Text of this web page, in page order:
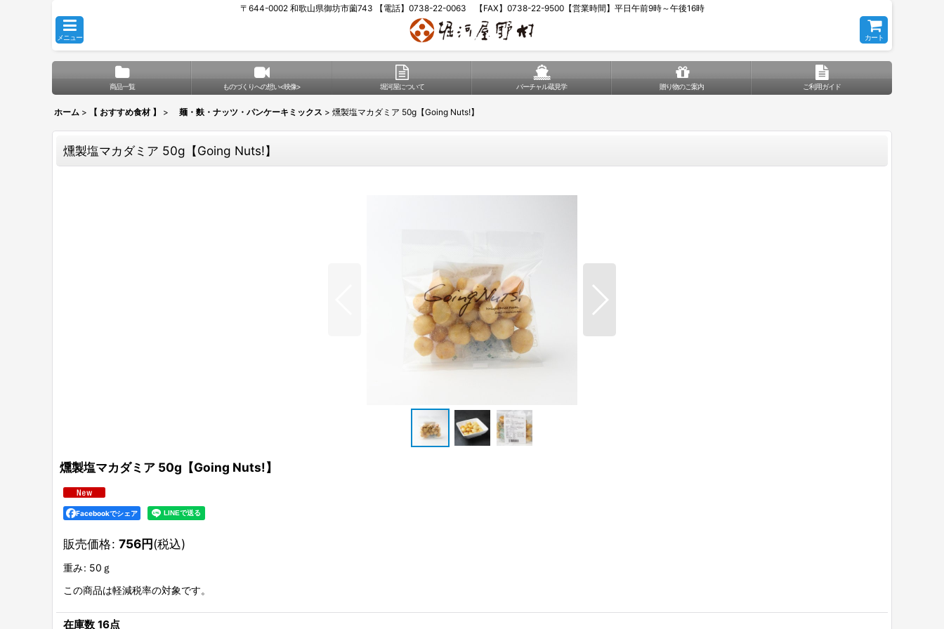
〒644-0002 和歌山県御坊市薗743 【電話】0738-22-0063 【FAX】0738-22-9500【営業時間】平日午前9時～午後16時
メニュー カート
商品一覧 ものづくりへの想い<映像> 堀河屋について バーチャル蔵見学 贈り物のご案内 ご利用ガイド
ホーム > 【 おすすめ食材 】 > 麺・麩・ナッツ・パンケーキミックス > 燻製塩マカダミア 50g【Going Nuts!】
燻製塩マカダミア 50g【Going Nuts!】
燻製塩マカダミア 50g【Going Nuts!】
Facebookでシェア
販売価格: 756円(税込)
重み: 50ｇ
この商品は軽減税率の対象です。
在庫数 16点